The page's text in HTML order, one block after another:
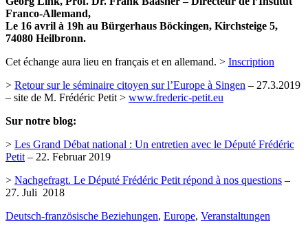
Franco-Allemand,
Le 16 avril à 19h au Bürgerhaus Böckingen, Kirchsteige 5,
74080 Heilbronn.
Cet échange aura lieu en français et en allemand. > Inscription
> Retour sur le séminaire citoyen sur l’Europe à Singen – 27.3.2019
– site de M. Frédéric Petit > www.frederic-petit.eu
Sur notre blog:
> Les Grand Débat national : Un entretien avec le Député Frédéric
Petit – 22. Februar 2019
> Nachgefragt. Le Député Frédéric Petit répond à nos questions –
27. Juli 2018
Deutsch-französische Beziehungen, Europe, Veranstaltungen